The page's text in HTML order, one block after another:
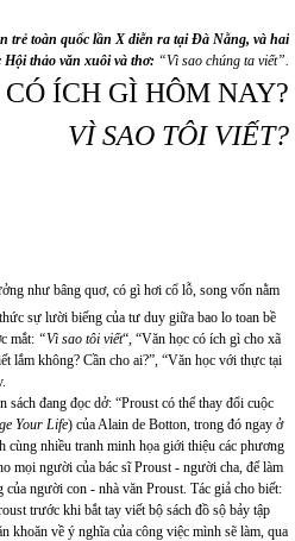
trẻ toàn quốc lần X diễn ra tại Đà Nẵng, và hai
Hội thảo văn xuôi và thơ: “Vì sao chúng ta viết”.
ÍCH GÌ HÔM NAY?
VÌ SAO TÔI VIẾT?
như bâng quơ, có gì hơi cổ lỗ, song vốn nằm
sự lười biếng của tư duy giữa bao lo toan bề
mắt: “Vì sao tôi viết“, “Văn học có ích gì cho xã
lắm không? Cần cho ai?”, “Văn học với thực tại
sách đang đọc dở: “Proust có thể thay đổi cuộc
Your Life) của Alain de Botton, trong đó ngay ở
cùng nhiều tranh minh họa giới thiệu các phương
mọi người của bác sĩ Proust - người cha, để làm
người con - nhà văn Proust. Tác giả cho biết:
trước khi bắt tay viết bộ sách đồ sộ bảy tập
khoăn về ý nghĩa của công việc mình sẽ làm, qua